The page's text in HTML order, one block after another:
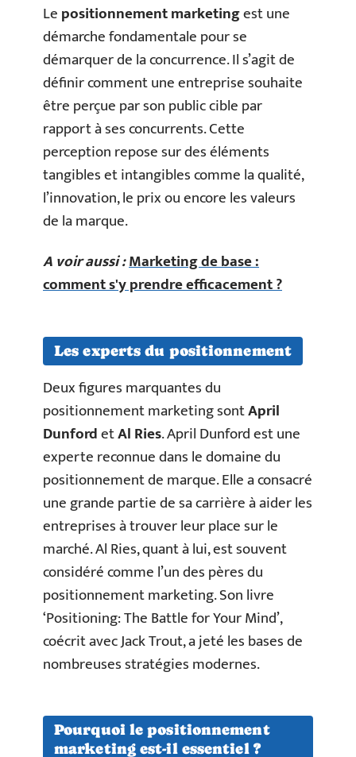
Lepositionnement marketingest une
démarche fondamentale pour se
démarquer de la concurrence. Il s’agit de
définir comment une entreprise souhaite
être perçue par son public cible par
rapport à ses concurrents. Cette
perception repose sur des éléments
tangibles et intangibles comme la qualité,
l’innovation, le prix ou encore les valeurs
de la marque.
A voir aussi :Marketing de base :
comment s'y prendre efficacement ?
Les experts du positionnement
Deux figures marquantes du
positionnement marketing sontApril
DunfordetAl Ries. April Dunford est une
experte reconnue dans le domaine du
positionnement de marque. Elle a consacré
une grande partie de sa carrière à aider les
entreprises à trouver leur place sur le
marché. Al Ries, quant à lui, est souvent
considéré comme l’un des pères du
positionnement marketing. Son livre
‘Positioning: The Battle for Your Mind’,
coécrit avec Jack Trout, a jeté les bases de
nombreuses stratégies modernes.
Pourquoi le positionnement
marketing est-il essentiel ?